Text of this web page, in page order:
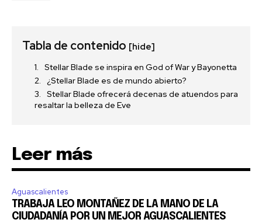
Tabla de contenido [hide]
Stellar Blade se inspira en God of War y Bayonetta
¿Stellar Blade es de mundo abierto?
Stellar Blade ofrecerá decenas de atuendos para
resaltar la belleza de Eve
Leer más
Aguascalientes
TRABAJA LEO MONTAÑEZ DE LA MANO DE LA
CIUDADANÍA POR UN MEJOR AGUASCALIENTES